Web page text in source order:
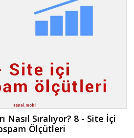
Nasıl Sıralıyor? 8 - Site İçi
Ölçütleri